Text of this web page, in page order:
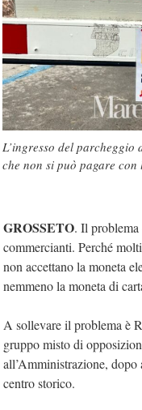
L’ingresso del
che non si può pagare con
GROSSETO. Il problema
commercianti. Perché
non accettano la moneta
nemmeno la moneta di
A sollevare il problema è
gruppo misto di
all’Amministrazione,
centro storico.